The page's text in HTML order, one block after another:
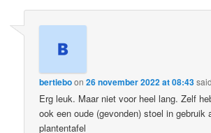
bertieboon26 november 2022 at 08:43
Erg leuk. Maar niet voor heel lang. Zelf
ook een oude (gevonden) stoel in gebruik
plantentafel